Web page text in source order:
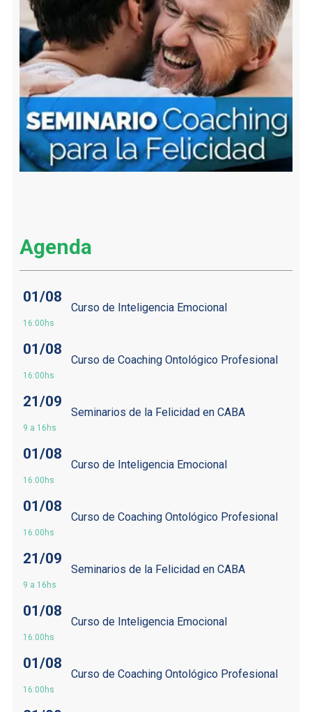
Agenda
01/08
16:00hs
Curso de Inteligencia Emocional
01/08
16:00hs
Curso de Coaching Ontológico Profesional
21/09
9 a 16hs
Seminarios de la Felicidad en CABA
01/08
16:00hs
Curso de Inteligencia Emocional
01/08
16:00hs
Curso de Coaching Ontológico Profesional
21/09
9 a 16hs
Seminarios de la Felicidad en CABA
01/08
16:00hs
Curso de Inteligencia Emocional
01/08
16:00hs
Curso de Coaching Ontológico Profesional